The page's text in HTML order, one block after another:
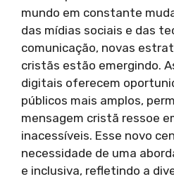
mundo em constante
das mídias sociais e das
comunicação, novas
cristãs estão emergindo.
digitais oferecem
públicos mais amplos,
mensagem cristã ressoe
inacessíveis. Esse novo
necessidade de uma
e inclusiva, refletindo a